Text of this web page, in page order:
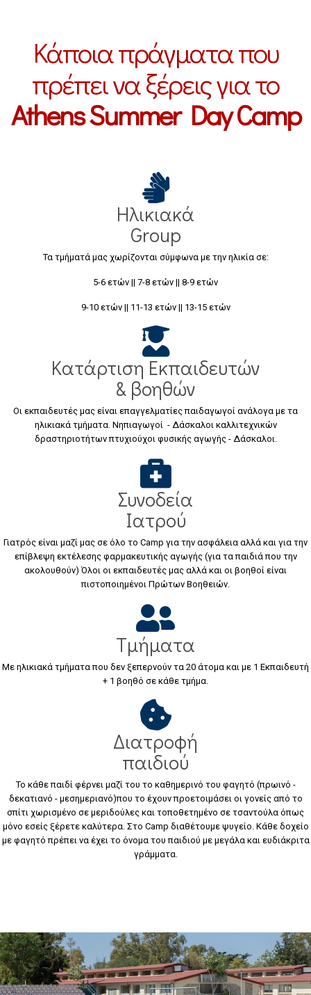
Κάποια πράγματα που
πρέπει να ξέρεις για το
Athens Summer Day Camp
Ηλικιακά
Group
Τα τμήματά μας χωρίζονται σύμφωνα με την ηλικία σε:
5-6 ετών || 7-8 ετών || 8-9 ετών
9-10 ετών || 11-13 ετών || 13-15 ετών
Κατάρτιση Εκπαιδευτών
& βοηθών
Οι εκπαιδευτές μας είναι επαγγελματίες παιδαγωγοί ανάλογα με τα
ηλικιακά τμήματα. Νηπιαγωγοί - Δάσκαλοι καλλιτεχνικών
δραστηριοτήτων πτυχιούχοι φυσικής αγωγής - Δάσκαλοι.
Συνοδεία
Ιατρού
Γιατρός είναι μαζί μας σε όλο το Camp για την ασφάλεια αλλά και για την
επίβλεψη εκτέλεσης φαρμακευτικής αγωγής (για τα παιδιά που την
ακολουθούν) Όλοι οι εκπαιδευτές μας αλλά και οι βοηθοί είναι
πιστοποιημένοι Πρώτων Βοηθειών.
Τμήματα
Με ηλικιακά τμήματα που δεν ξεπερνούν τα 20 άτομα και με 1 Εκπαιδευτή
+ 1 βοηθό σε κάθε τμήμα.
Διατροφή
παιδιού
Το κάθε παιδί φέρνει μαζί του το καθημερινό του φαγητό (πρωινό -
δεκατιανό - μεσημεριανό)που το έχουν προετοιμάσει οι γονείς από το
σπίτι χωρισμένο σε μεριδούλες και τοποθετημένο σε τσαντούλα όπως
μόνο εσείς ξέρετε καλύτερα. Στο Camp διαθέτουμε ψυγείο. Κάθε δοχείο
με φαγητό πρέπει να έχει το όνομα του παιδιού με μεγάλα και ευδιάκριτα
γράμματα.